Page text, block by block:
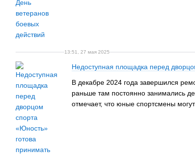
13:51, 27 мая 2025
Недоступная площадка перед
В декабре 2024 года завершился
раньше там постоянно занимались
отмечает, что юные спортсмены